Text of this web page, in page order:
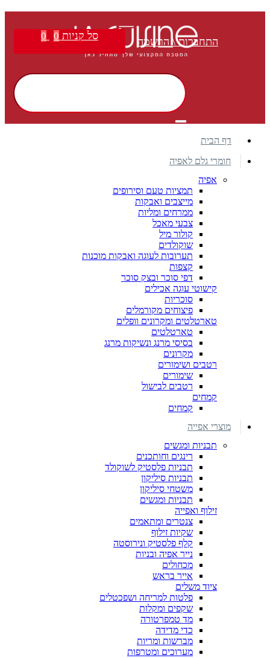
התחברות \ הרשמה סל קניות 0
0
דף הבית
חומרי גלם לאפיה
אפיה
תמציות טעם וסירופים
מייצבים ואבקות
ממרחים ומליות
צבעי מאכל
קולור מיל
שוקולדים
תערובות לעוגה ואבקות מוכנות
קצפות
דפי סוכר ובצק סוכר
קישוטי עוגה אכילים
סוכריות
פיצוחים מקורמלים
טארטלטים ומקרונים וופלים
טארטלטים
בסיסי מרנג ונשיקות מרנג
מקרונים
רטבים ושימורים
שימורים
רטבים לבישול
קמחים
קמחים
מוצרי אפייה
תבניות ומגשים
רינגים וחותכנים
תבניות פלסטיק לשוקולד
תבניות סיליקון
משטחי סיליקון
תבניות ומגשים
זילוף ואפייה
צנטרים ומתאמים
שקיות זילוף
קלף פלסטיק ונירוסטה
נייר אפיה ובניות
מכחולים
אייר בראש
ציוד משלים
פלטות למריחה ושפכטלים
שקפים ומקלות
מד טמפרטורה
כדי מדידה
מברשות ומריות
מערוכים ומטרפות